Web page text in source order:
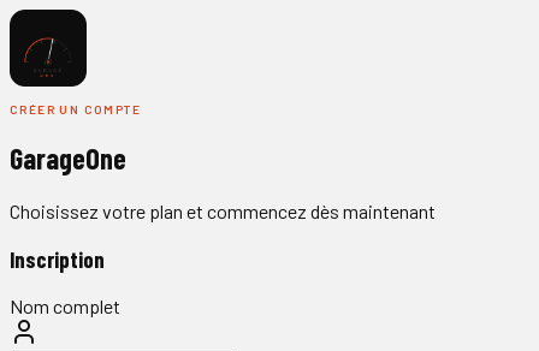
CRÉER UN COMPTE
GarageOne
Choisissez votre plan et commencez dès maintenant
Inscription
Nom complet